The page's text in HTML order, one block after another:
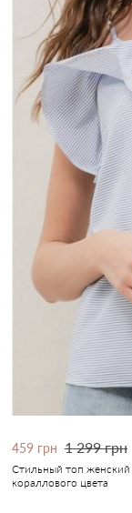
459 грн 1 299 грн
Стильный топ женский
кораллового цвета